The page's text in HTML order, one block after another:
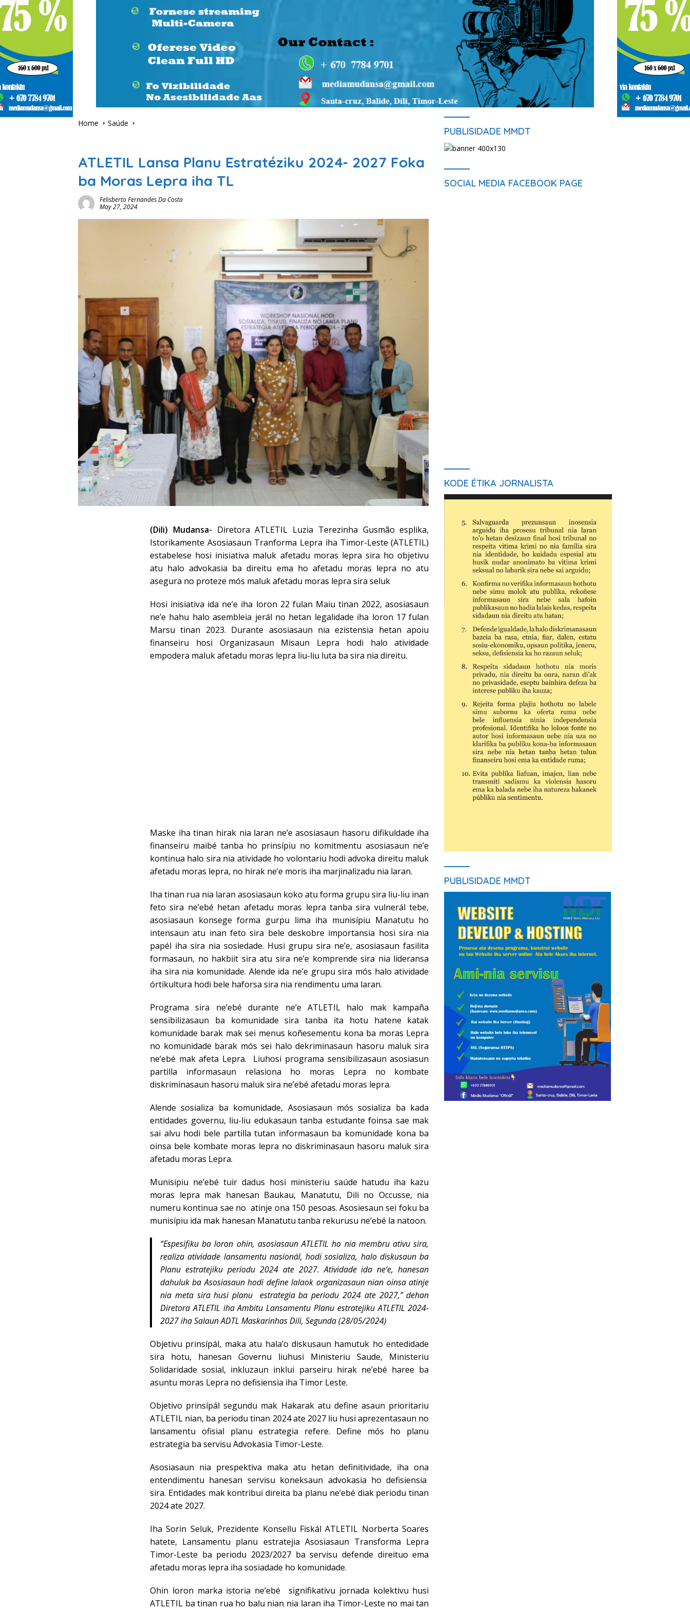
Home Saúde
ATLETIL Lansa Planu Estratéziku 2024- 2027 Foka
ba Moras Lepra iha TL
Felisberto Fernandes Da Costa
May 27, 2024
(Dili) Mudansa- Diretora ATLETIL Luzia Terezinha Gusmão esplika,
Istorikamente Asosiasaun Tranforma Lepra iha Timor-Leste (ATLETIL)
estabelese hosi inisiativa maluk afetadu moras lepra sira ho objetivu
atu halo advokasia ba direitu ema ho afetadu moras lepra no atu
asegura no proteze mós maluk afetadu moras lepra sira seluk
Hosi inisiativa ida ne’e iha loron 22 fulan Maiu tinan 2022, asosiasaun
ne’e hahu halo asembleia jerál no hetan legalidade iha loron 17 fulan
Marsu tinan 2023. Durante asosiasaun nia ezistensia hetan apoiu
finanseiru hosi Organizasaun Misaun Lepra hodi halo atividade
empodera maluk afetadu moras lepra liu-liu luta ba sira nia direitu.
Maske iha tinan hirak nia laran ne’e asosiasaun hasoru difikuldade iha
finanseiru maibé tanba ho prinsípiu no komitmentu asosiasaun ne’e
kontinua halo sira nia atividade ho volontariu hodi advoka direitu maluk
afetadu moras lepra, no hirak ne’e moris iha marjinalizadu nia laran.
Iha tinan rua nia laran asosiasaun koko atu forma grupu sira liu-liu inan
feto sira ne’ebé hetan afetadu moras lepra tanba sira vulnerál tebe,
asosiasaun konsege forma gurpu lima iha munisípiu Manatutu ho
intensaun atu inan feto sira bele deskobre importansia hosi sira nia
papél iha sira nia sosiedade. Husi grupu sira ne’e, asosiasaun fasilita
formasaun, no hakbiit sira atu sira ne’e komprende sira nia lideransa
iha sira nia komunidade. Alende ida ne’e grupu sira mós halo atividade
órtikultura hodi bele haforsa sira nia rendimentu uma laran.
Programa sira ne’ebé durante ne’e ATLETIL halo mak kampaña
sensibilizasaun ba komunidade sira tanba ita hotu hatene katak
komunidade barak mak sei menus koñesementu kona ba moras Lepra
no komunidade barak mós sei halo dekriminasaun hasoru maluk sira
ne’ebé mak afeta Lepra. Liuhosi programa sensibilizasaun asosiasun
partilla informasaun relasiona ho moras Lepra no kombate
diskriminasaun hasoru maluk sira ne’ebé afetadu moras lepra.
Alende sosializa ba komunidade, Asosiasaun mós sosializa ba kada
entidades governu, liu-liu edukasaun tanba estudante foinsa sae mak
sai alvu hodi bele partilla tutan informasaun ba komunidade kona ba
oinsa bele kombate moras lepra no diskriminasaun hasoru maluk sira
afetadu moras Lepra.
Munisipiu ne’ebé tuir dadus hosi ministeriu saúde hatudu iha kazu
moras lepra mak hanesan Baukau, Manatutu, Dili no Occusse, nia
numeru kontinua sae no atinje ona 150 pesoas. Asosiesaun sei foku ba
munisípiu ida mak hanesan Manatutu tanba rekurusu ne’ebé la natoon.
“Espesifiku ba loron ohin, asosiasaun ATLETIL ho nia membru ativu sira,
realiza atividade lansamentu nasionál, hodi sosializa, halo diskusaun ba
Planu estratejiku periodu 2024 ate 2027. Atividade ida ne’e, hanesan
dahuluk ba Asosiasaun hodi define lalaok organizasaun nian oinsa atinje
nia meta sira husi planu estrategia ba periodu 2024 ate 2027,” dehan
Diretora ATLETIL iha Ambitu Lansamentu Planu estratejiku ATLETIL 2024-
2027 iha Salaun ADTL Maskarinhas Dili, Segunda (28/05/2024)
Objetivu prinsípál, maka atu hala’o diskusaun hamutuk ho entedidade
sira hotu, hanesan Governu liuhusi Ministeriu Saude, Ministeriu
Solidaridade sosial, inkluzaun inklui parseiru hirak ne’ebé haree ba
asuntu moras Lepra no defisiensia iha Timor Leste.
Objetivo prinsípál segundu mak Hakarak atu define asaun prioritariu
ATLETIL nian, ba periodu tinan 2024 ate 2027 liu husi aprezentasaun no
lansamentu ofisial planu estrategia refere. Define mós ho planu
estrategia ba servisu Advokasia Timor-Leste.
Asosiasaun nia prespektiva maka atu hetan definitividade, iha ona
entendimentu hanesan servisu koneksaun advokasia ho defisiensia
sira. Entidades mak kontribui direita ba planu ne’ebé diak periodu tinan
2024 ate 2027.
Iha Sorin Seluk, Prezidente Konsellu Fiskál ATLETIL Norberta Soares
hatete, Lansamentu planu estratejia Asosiasaun Transforma Lepra
Timor-Leste ba periodu 2023/2027 ba servisu defende direituo ema
afetadu moras lepra iha sosiadade ho komunidade.
Ohin loron marka istoria ne’ebé signifikativu jornada kolektivu husi
ATLETIL ba tinan rua ho balu nian nia laran iha Timor-Leste no mai tan
PUBLISIDADE MMDT
SOCIAL MEDIA FACEBOOK PAGE
KODE ÉTIKA JORNALISTA
PUBLISIDADE MMDT